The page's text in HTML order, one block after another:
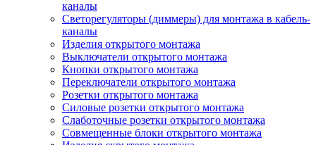
каналы
Светорегуляторы (диммеры) для монтажа в кабель-
каналы
Изделия открытого монтажа
Выключатели открытого монтажа
Кнопки открытого монтажа
Переключатели открытого монтажа
Розетки открытого монтажа
Силовые розетки открытого монтажа
Слаботочные розетки открытого монтажа
Совмещенные блоки открытого монтажа